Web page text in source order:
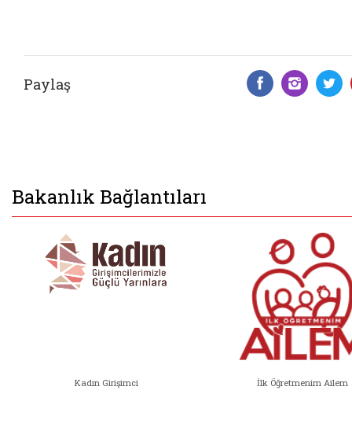
Paylaş
Bakanlık Bağlantıları
Kadın Girişimci İlk Öğretmenim Ailem